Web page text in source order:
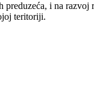
i na
teritoriji.